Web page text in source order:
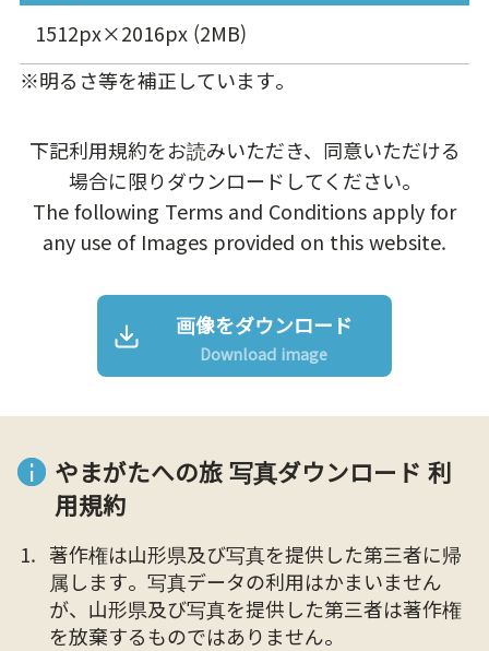
1512px×2016px (2MB)
※明るさ等を補正しています。
下記利用規約をお読みいただき、同意いただける
場合に限りダウンロードしてください。
The following Terms and Conditions apply for
any use of Images provided on this website.
画像をダウンロード
Download image
やまがたへの旅 写真ダウンロード 利
用規約
著作権は山形県及び写真を提供した第三者に帰
属します。写真データの利用はかまいません
が、山形県及び写真を提供した第三者は著作権
を放棄するものではありません。